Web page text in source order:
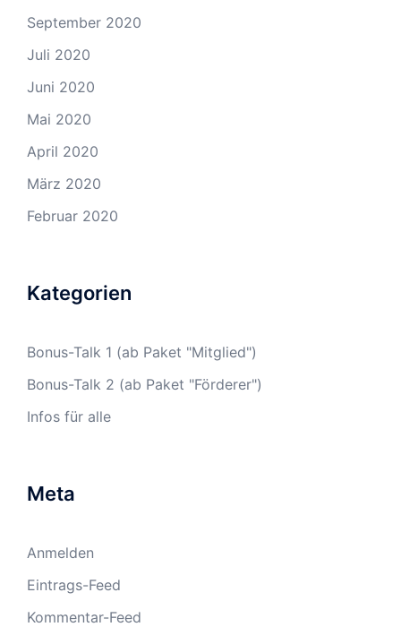
September 2020
Juli 2020
Juni 2020
Mai 2020
April 2020
März 2020
Februar 2020
Kategorien
Bonus-Talk 1 (ab Paket "Mitglied")
Bonus-Talk 2 (ab Paket "Förderer")
Infos für alle
Meta
Anmelden
Eintrags-Feed
Kommentar-Feed